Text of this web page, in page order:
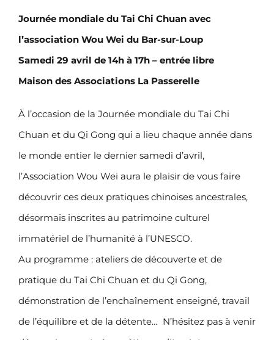
Journée mondiale du Tai Chi Chuan avec
l’association Wou Wei du Bar-sur-Loup
Samedi 29 avril de 14h à 17h – entrée libre
Maison des Associations La Passerelle
À l’occasion de la Journée mondiale du Tai Chi
Chuan et du Qi Gong qui a lieu chaque année dans
le monde entier le dernier samedi d’avril,
l’Association Wou Wei aura le plaisir de vous faire
découvrir ces deux pratiques chinoises ancestrales,
désormais inscrites au patrimoine culturel
immatériel de l’humanité à l’UNESCO.
Au programme : ateliers de découverte et de
pratique du Tai Chi Chuan et du Qi Gong,
démonstration de l’enchaînement enseigné, travail
de l’équilibre et de la détente… N’hésitez pas à venir